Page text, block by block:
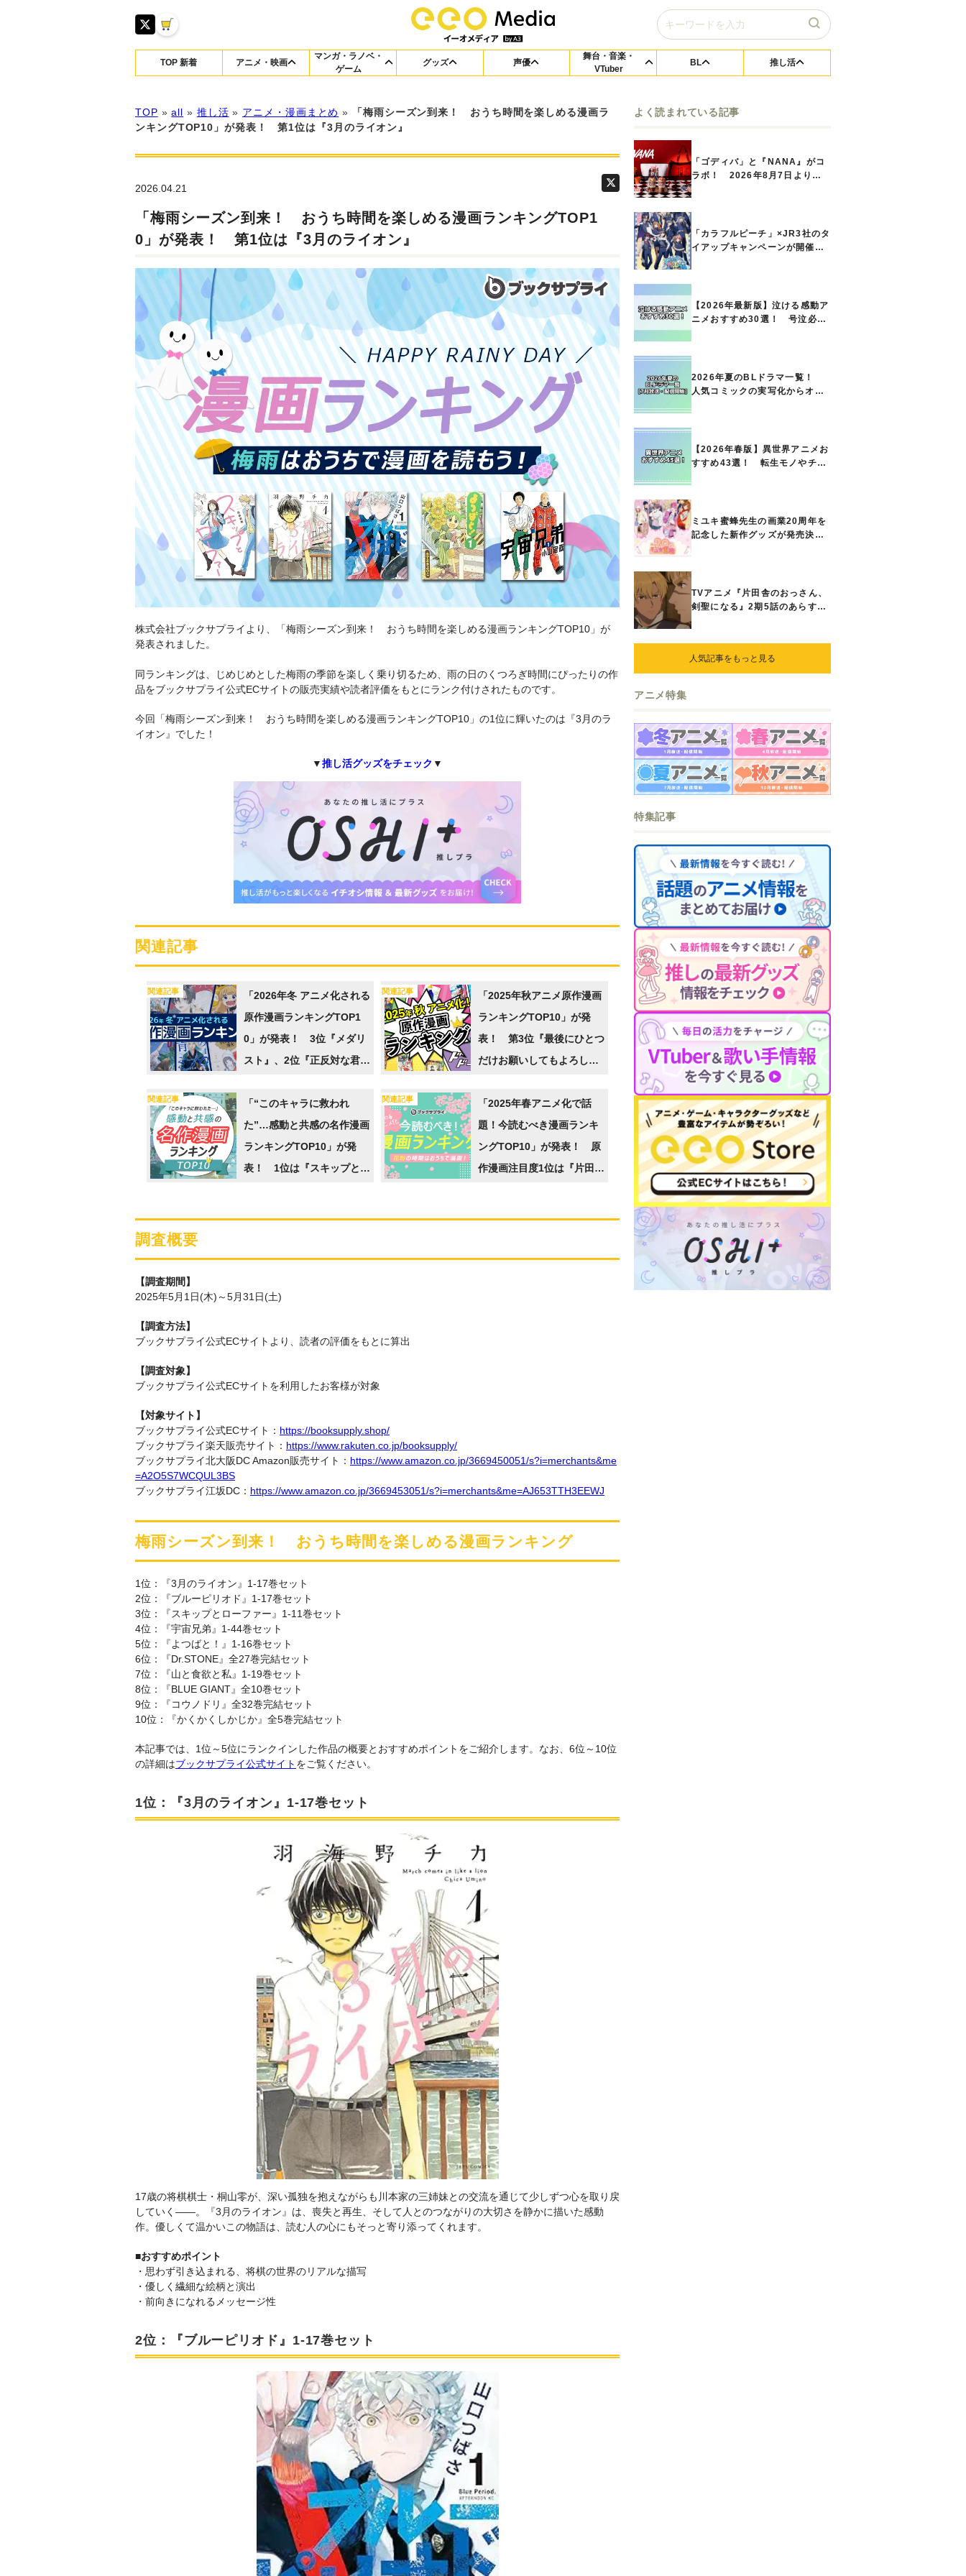
TOP 新着 アニメ・映画
マンガ・ラノベ・
ゲーム
グッズ 声優
舞台・音楽・
VTuber
BL 推し活
TOP »all » 推し活 » アニメ・漫画まとめ »
「梅雨シーズン到来！ おうち時間を楽しめる漫画ラ
ンキングTOP10」が発表！ 第1位は『3月のライオン』
2026.04.21
「梅雨シーズン到来！ おうち時間を楽しめる漫画ランキングTOP1
0」が発表！ 第1位は『3月のライオン』
株式会社ブックサプライより、「梅雨シーズン到来！ おうち時間を楽しめる漫画ランキングTOP10」が
発表されました。
同ランキングは、じめじめとした梅雨の季節を楽しく乗り切るため、雨の日のくつろぎ時間にぴったりの作
品をブックサプライ公式ECサイトの販売実績や読者評価をもとにランク付けされたものです。
今回「梅雨シーズン到来！ おうち時間を楽しめる漫画ランキングTOP10」の1位に輝いたのは『3月のラ
イオン』でした！
▼推し活グッズをチェック ▼
関連記事
関連記事
「2026年冬 アニメ化される
原作漫画ランキングTOP1
0」が発表！ 3位『メダリ
スト』、2位『正反対な君と
プライ調べ】
関連記事
「2025年秋アニメ原作漫画
ランキングTOP10」が発
表！ 第3位『最後にひとつ
だけお願いしてもよろしい
×FAMILY』、第1位は…？
【ブックサプライ調べ】
関連記事
「“このキャラに救われ
た”…感動と共感の名作漫画
ランキングTOP10」が発
表！ 1位は『スキップとロ
関連記事
「2025年春アニメ化で話
題！今読むべき漫画ランキ
ングTOP10」が発表！ 原
作漫画注目度1位は『片田舎
調査概要
【調査期間】
2025年5月1日(木)～5月31日(土)
【調査方法】
ブックサプライ公式ECサイトより、読者の評価をもとに算出
【調査対象】
ブックサプライ公式ECサイトを利用したお客様が対象
【対象サイト】
ブックサプライ公式ECサイト： https://booksupply.shop/
ブックサプライ楽天販売サイト： https://www.rakuten.co.jp/booksupply/
ブックサプライ北大阪DC Amazon販売サイト： https://www.amazon.co.jp/3669450051/s?i=merchants&me
=A2O5S7WCQUL3BS
ブックサプライ江坂DC： https://www.amazon.co.jp/3669453051/s?i=merchants&me=AJ653TTH3EEWJ
梅雨シーズン到来！ おうち時間を楽しめる漫画ランキング
1位：『3月のライオン』1-17巻セット
2位：『ブルーピリオド』1-17巻セット
3位：『スキップとローファー』1-11巻セット
4位：『宇宙兄弟』1-44巻セット
5位：『よつばと！』1-16巻セット
6位：『Dr.STONE』全27巻完結セット
7位：『山と食欲と私』1-19巻セット
8位：『BLUE GIANT』全10巻セット
9位：『コウノドリ』全32巻完結セット
10位：『かくかくしかじか』全5巻完結セット
本記事では、1位～5位にランクインした作品の概要とおすすめポイントをご紹介します。なお、6位～10位
の詳細はブックサプライ公式サイト をご覧ください。
1位：『3月のライオン』1-17巻セット
17歳の将棋棋士・桐山零が、深い孤独を抱えながらも川本家の三姉妹との交流を通じて少しずつ心を取り戻
していく――。『3月のライオン』は、喪失と再生、そして人とのつながりの大切さを静かに描いた感動
作。優しくて温かいこの物語は、読む人の心にもそっと寄り添ってくれます。
■おすすめポイント
・思わず引き込まれる、将棋の世界のリアルな描写
・優しく繊細な絵柄と演出
・前向きになれるメッセージ性
2位：『ブルーピリオド』1-17巻セット
よく読まれている記事
「ゴディバ」と『NANA』がコ
ラボ！ 2026年8月7日よりシ
「カラフルピーチ」×JR3社のタ
イアップキャンペーンが開催決
【2026年最新版】泣ける感動ア
ニメおすすめ30選！ 号泣必須
2026年夏のBLドラマ一覧！
人気コミックの実写化からオリ
【2026年春版】異世界アニメお
すすめ43選！ 転生モノやチー
ミユキ蜜蜂先生の画業20周年を
記念した新作グッズが発売決
ら、ときめくアイテムが登場♪
TVアニメ『片田舎のおっさん、
剣聖になる』2期5話のあらすじ
人気記事をもっと見る
アニメ特集
特集記事